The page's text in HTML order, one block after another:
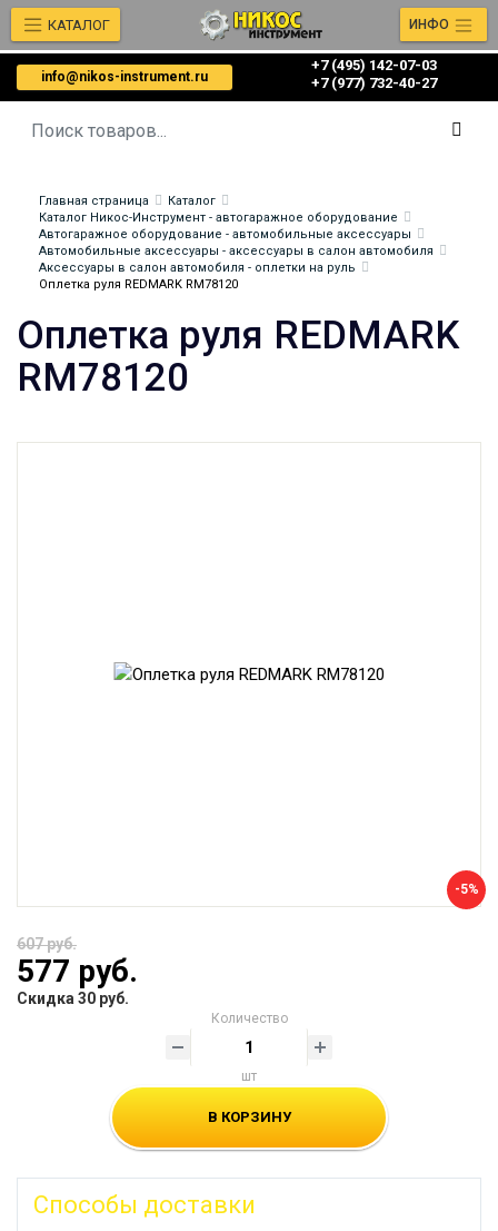
info@nikos-instrument.ru
+7 (495) 142-07-03
‎‎+7 (977) 732-40-27
КАТАЛОГ ИНФО
Главная страница
Каталог
Каталог Никос-Инструмент - автогаражное оборудование
Автогаражное оборудование - автомобильные аксессуары
Автомобильные аксессуары - аксессуары в салон автомобиля
Аксессуары в салон автомобиля - оплетки на руль
Оплетка руля REDMARK RM78120
Оплетка руля REDMARK
RM78120
-5%
607 руб.
577 руб.
Скидка 30 руб.
Количество
шт
В КОРЗИНУ
Способы доставки